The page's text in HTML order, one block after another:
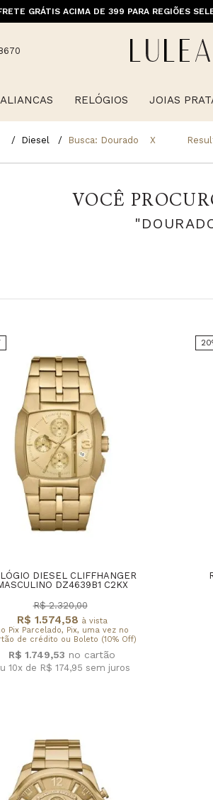
GRÁTIS ACIMA DE 399 PARA REGIÕES
ALIANCAS RELÓGIOS JOIAS
Diesel Busca: Dourado X
VOCÊ
DIESEL CLIFFHANGER
DZ4639B1 C2KX
R$ 1.574,58 à vista
Pix Parcelado, Pix, uma vez no
de crédito ou Boleto (10% Off)
R$ 2.320,00
R$ 1.749,53
10x de R$ 174,95 sem juros